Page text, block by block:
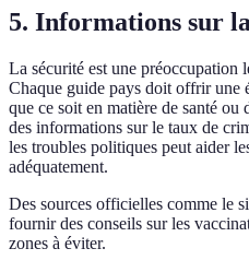
5. Informations sur
La sécurité est une préoccupation
Chaque guide pays doit offrir une
que ce soit en matière de santé
des informations sur le taux de
les troubles politiques peut aider
adéquatement.
Des sources officielles comme le
fournir des conseils sur les
zones à éviter.